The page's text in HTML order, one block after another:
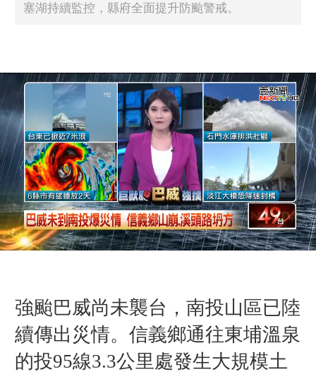
塞湖持續監控，縣府全面提升防颱警戒。
強颱巴威尚未襲台，南投山區已陸
續傳出災情。信義鄉通往東埔溫泉
的投95線3.3公里處發生大規模土